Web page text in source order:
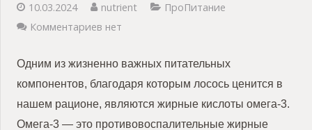
10.03.2024 nutrient
ПроПитание
Комментариев нет
Одним из жизненно важных питательных
компонентов, благодаря которым лосось ценится в
нашем рационе, являются жирные кислоты омега-3.
Омега-3 — это противовоспалительные жирные